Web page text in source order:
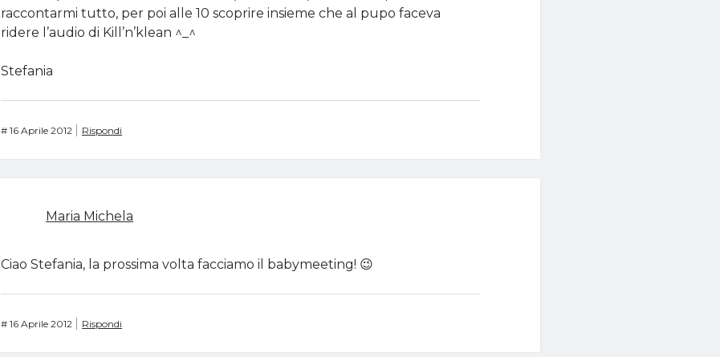
raccontarmi tutto, per poi alle 10 scoprire insieme che al pupo faceva
ridere l’audio di Kill’n’klean ^_^
Stefania
#16 Aprile 2012 Rispondi
Maria Michela
Ciao Stefania, la prossima volta facciamo il babymeeting! 😉
#16 Aprile 2012 Rispondi